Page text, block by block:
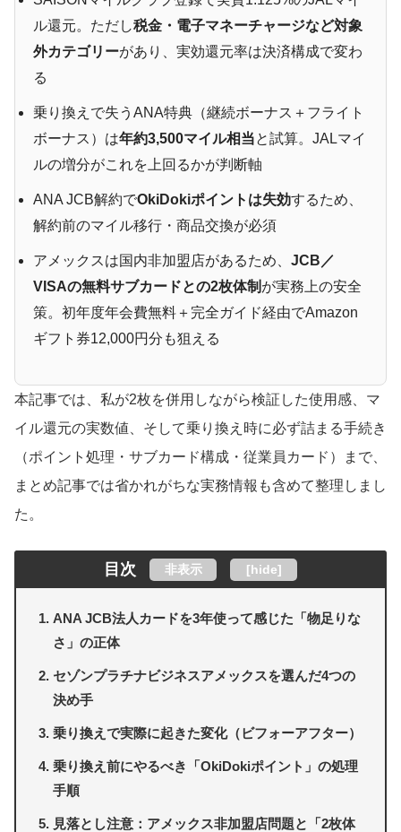
ル還元。ただし税金・電子マネーチャージなど対象
外カテゴリーがあり、実効還元率は決済構成で変わ
る
乗り換えで失うANA特典（継続ボーナス＋フライト
ボーナス）は年約3,500マイル相当と試算。JALマイ
ルの増分がこれを上回るかが判断軸
ANA JCB解約でOkiDokiポイントは失効するため、
解約前のマイル移行・商品交換が必須
アメックスは国内非加盟店があるため、 JCB／
VISAの無料サブカードとの2枚体制 が実務上の安全
策。初年度年会費無料＋完全ガイド経由でAmazon
ギフト券12,000円分も狙える
本記事では、私が2枚を併用しながら検証した使用感、マ
イル還元の実数値、そして乗り換え時に必ず詰まる手続き
（ポイント処理・サブカード構成・従業員カード）まで、
まとめ記事では省かれがちな実務情報も含めて整理しまし
た。
目次 非表示 [hide]
ANA JCB法人カードを3年使って感じた「物足りな
さ」の正体
セゾンプラチナビジネスアメックスを選んだ4つの
決め手
乗り換えで実際に起きた変化（ビフォーアフター）
乗り換え前にやるべき「OkiDokiポイント」の処理
手順
見落とし注意：アメックス非加盟店問題と「2枚体